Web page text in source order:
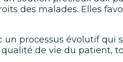
des malades. Elles
un processus évolutif
de vie du patient,